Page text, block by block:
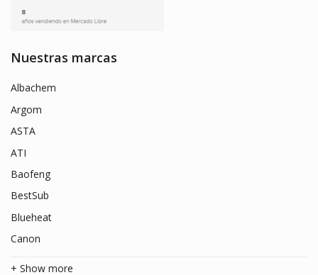
Nuestras marcas
Albachem
Argom
ASTA
ATI
Baofeng
BestSub
Blueheat
Canon
+ Show more